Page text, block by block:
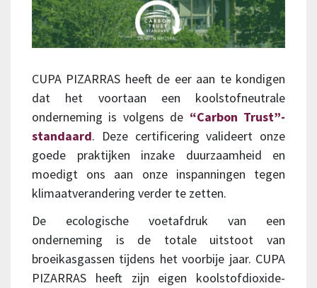
CUPA PIZARRAS heeft de eer aan te kondigen
dat het voortaan een koolstofneutrale
onderneming is volgens de “Carbon Trust”-
standaard. Deze certificering valideert onze
goede praktijken inzake duurzaamheid en
moedigt ons aan onze inspanningen tegen
klimaatverandering verder te zetten.
De ecologische voetafdruk van een
onderneming is de totale uitstoot van
broeikasgassen tijdens het voorbije jaar. CUPA
PIZARRAS heeft zijn eigen koolstofdioxide-